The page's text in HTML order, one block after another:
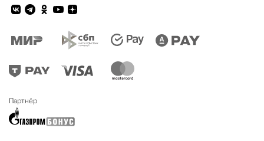
Партнёр